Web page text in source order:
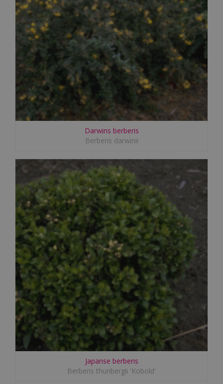
Darwins berberis
Berberis darwinii
Japanse berberis
Berberis thunbergii 'Kobold'